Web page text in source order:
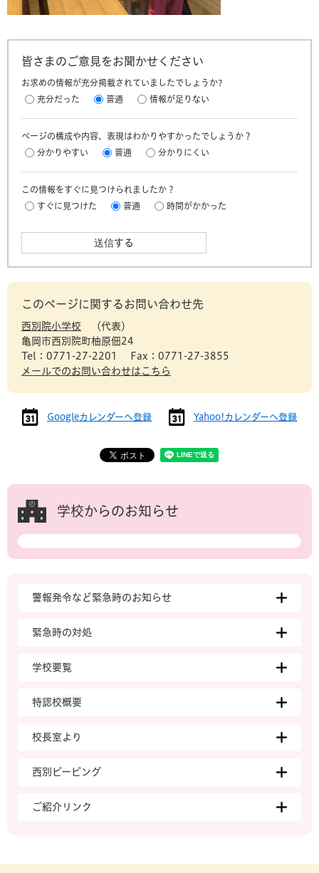
皆さまのご意見をお聞かせください
お求めの情報が充分掲載されていましたでしょうか?
充分だった
普通 情報が足りない
ページの構成や内容、表現はわかりやすかったでしょうか？
分かりやすい
普通 分かりにくい
この情報をすぐに見つけられましたか？
すぐに見つけた
普通 時間がかかった
このページに関するお問い合わせ先
西別院小学校
代表
亀岡市西別院町柚原佃24
Tel：0771-27-2201
Fax：0771-27-3855
メールでのお問い合わせはこちら
Googleカレンダーへ登録 Yahoo!カレンダーへ登録
学校からのお知らせ
警報発令など緊急時のお知らせ
緊急時の対処
学校要覧
特認校概要
校長室より
西別ピーピング
ご紹介リンク